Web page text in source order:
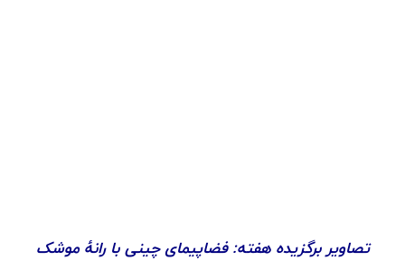
تصاویر برگزیده هفته: فضاپیمای چینی با رانۀ موشک